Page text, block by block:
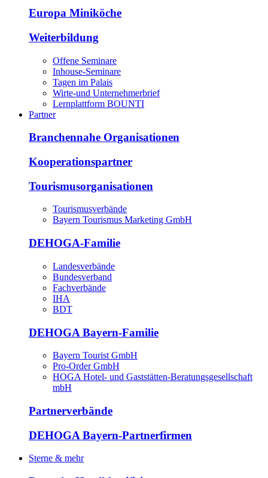
Europa Miniköche
Weiterbildung
Offene Seminare
Inhouse-Seminare
Tagen im Palais
Wirte-und Unternehmerbrief
Lernplattform BOUNTI
Partner
Branchennahe Organisationen
Kooperationspartner
Tourismusorganisationen
Tourismusverbände
Bayern Tourismus Marketing GmbH
DEHOGA-Familie
Landesverbände
Bundesverband
Fachverbände
IHA
BDT
DEHOGA Bayern-Familie
Bayern Tourist GmbH
Pro-Order GmbH
HOGA Hotel- und Gaststätten-Beratungsgesellschaft
mbH
Partnerverbände
DEHOGA Bayern-Partnerfirmen
Sterne & mehr